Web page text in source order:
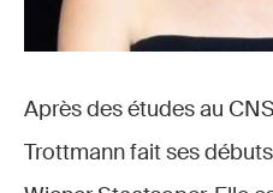
Après des études au
Trottmann fait ses